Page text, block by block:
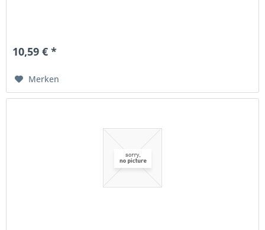
10,59 € *
Merken